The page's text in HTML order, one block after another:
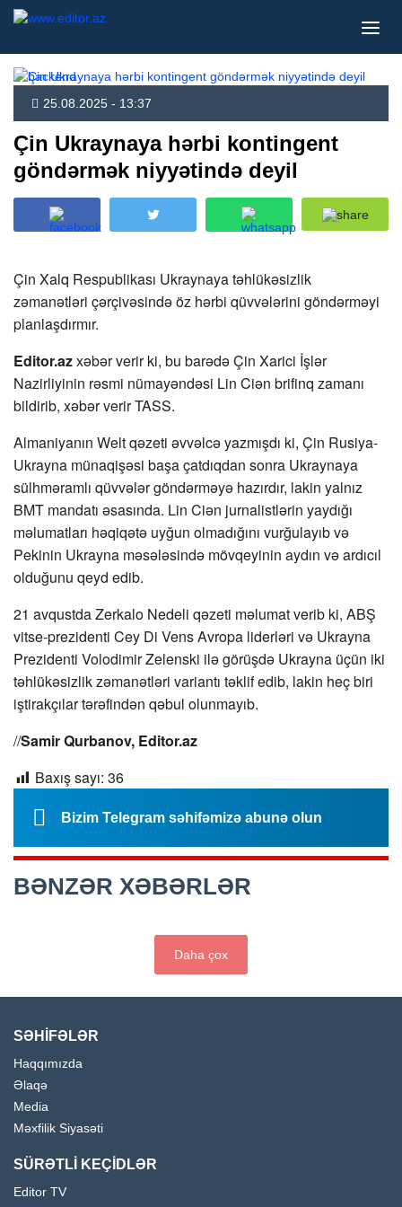
25.08.2025 - 13:37
Çin Ukraynaya hərbi kontingent
göndərmək niyyətində deyil
Çin Xalq Respublikası Ukraynaya təhlükəsizlik
zəmanətləri çərçivəsində öz hərbi qüvvələrini göndərməyi
planlaşdırmır.
Editor.azxəbər verir ki, bu barədə Çin Xarici İşlər
Nazirliyinin rəsmi nümayəndəsi Lin Ciən brifinq zamanı
bildirib, xəbər verir TASS.
Almaniyanın Welt qəzeti əvvəlcə yazmışdı ki, Çin Rusiya-
Ukrayna münaqişəsi başa çatdıqdan sonra Ukraynaya
sülhməramlı qüvvələr göndərməyə hazırdır, lakin yalnız
BMT mandatı əsasında. Lin Ciən jurnalistlərin yaydığı
məlumatları həqiqətə uyğun olmadığını vurğulayıb və
Pekinin Ukrayna məsələsində mövqeyinin aydın və ardıcıl
olduğunu qeyd edib.
21 avqustda Zerkalo Nedeli qəzeti məlumat verib ki, ABŞ
vitse-prezidenti Cey Di Vens Avropa liderləri və Ukrayna
Prezidenti Volodimir Zelenski ilə görüşdə Ukrayna üçün iki
təhlükəsizlik zəmanətləri variantı təklif edib, lakin heç biri
iştirakçılar tərəfindən qəbul olunmayıb.
//Samir Qurbanov, Editor.az
Baxış sayı: 36
Bizim Telegram səhifəmizə abunə olun
BƏNZƏR XƏBƏRLƏR
Daha çox
SƏHİFƏLƏR
Haqqımızda
Əlaqə
Media
Məxfilik Siyasəti
SÜRƏTLİ KEÇİDLƏR
Editor TV